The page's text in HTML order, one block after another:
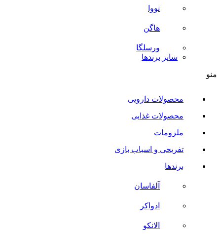
نووا
هاگن
ورسلگا
سایر برند‌ها
منو
محصولات دارویی
محصولات غذایی
ملزومات
تفریحی و اسباب بازی
برندها
آلفاسان
ادواکر
الانکو